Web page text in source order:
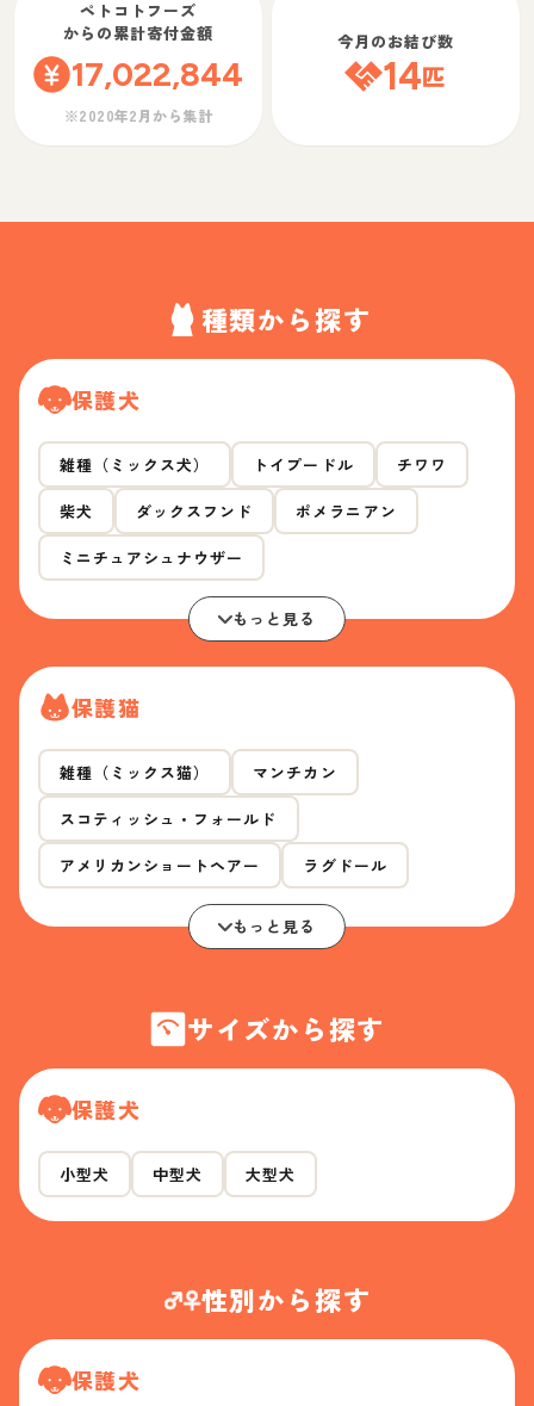
ペトコトフーズ
からの累計寄付金額
17,022,844
※2020年2月から集計
今月のお結び数
14匹
種類から探す
保護犬
雑種（ミックス犬） トイプードル チワワ
柴犬 ダックスフンド ポメラニアン
ミニチュアシュナウザー
もっと見る
保護猫
雑種（ミックス猫） マンチカン
スコティッシュ・フォールド
アメリカンショートヘアー ラグドール
もっと見る
サイズから探す
保護犬
小型犬 中型犬 大型犬
性別から探す
保護犬